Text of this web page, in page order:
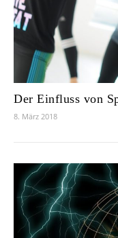
Der Einfluss von
8. März 2018